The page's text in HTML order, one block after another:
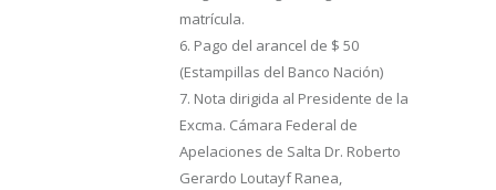
matrícula.
6. Pago del arancel de $ 50
(Estampillas del Banco Nación)
7. Nota dirigida al Presidente de la
Excma. Cámara Federal de
Apelaciones de Salta Dr. Roberto
Gerardo Loutayf Ranea,